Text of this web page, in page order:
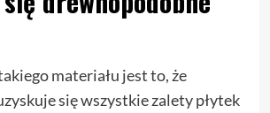
materiału jest to, że
się wszystkie zalety płytek